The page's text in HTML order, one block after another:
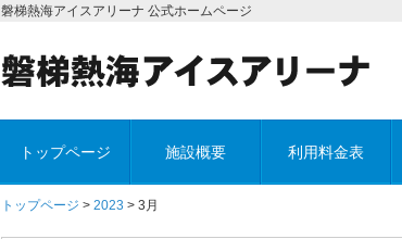
磐梯熱海アイスアリーナ 公式ホームページ
トップページ 施設概要 利用料金表
トップページ > 2023 > 3月